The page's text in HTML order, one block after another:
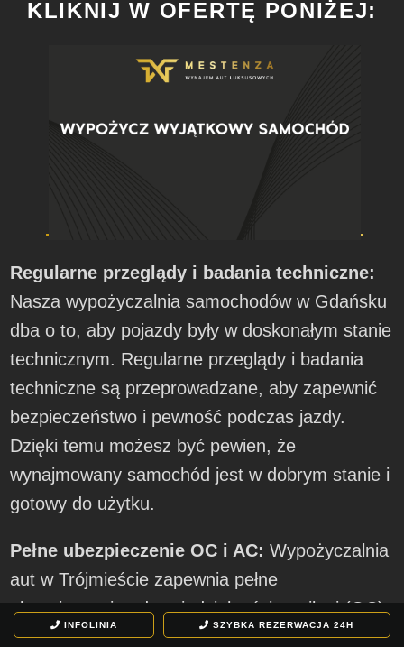
INFOLINIA SZYBKA REZERWACJA24H
KLIKNIJ W OFERTĘ PONIŻEJ:
Regularne przeglądy i badania techniczne:
Nasza wypożyczalnia samochodów w Gdańsku
dba o to, aby pojazdy były w doskonałym stanie
technicznym. Regularne przeglądy i badania
techniczne są przeprowadzane, aby zapewnić
bezpieczeństwo i pewność podczas jazdy.
Dzięki temu możesz być pewien, że
wynajmowany samochód jest w dobrym stanie i
gotowy do użytku.
Pełne ubezpieczenie OC i AC: Wypożyczalnia
aut w Trójmieście zapewnia pełne
ubezpieczenie odpowiedzialności cywilnej (OC)
oraz ubezpieczenie od kradzieży lub